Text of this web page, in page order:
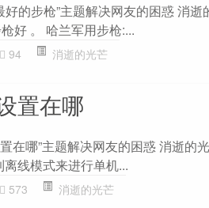
好的步枪”主题解决网友的困惑 消
好 。 哈兰军用步枪:...
94 消逝的光芒
置在哪
在哪”主题解决网友的困惑 消逝的
线模式来进行单机...
573 消逝的光芒